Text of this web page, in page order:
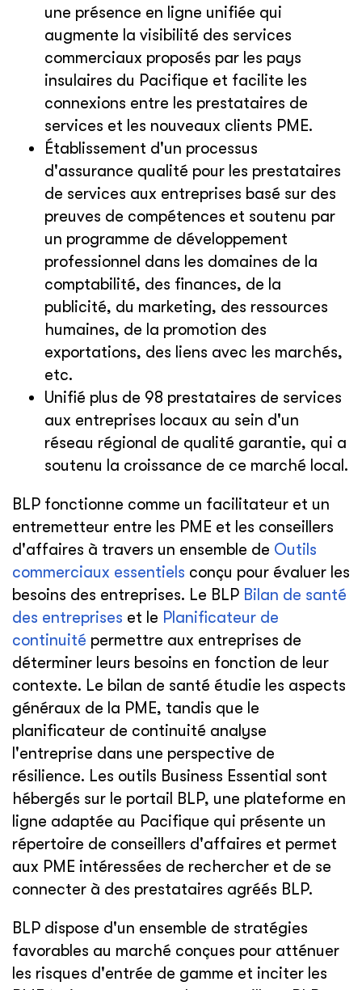
une présence en ligne unifiée qui
augmente la visibilité des services
commerciaux proposés par les pays
insulaires du Pacifique et facilite les
connexions entre les prestataires de
services et les nouveaux clients PME.
Établissement d'un processus
d'assurance qualité pour les prestataires
de services aux entreprises basé sur des
preuves de compétences et soutenu par
un programme de développement
professionnel dans les domaines de la
comptabilité, des finances, de la
publicité, du marketing, des ressources
humaines, de la promotion des
exportations, des liens avec les marchés,
etc.
Unifié plus de 98 prestataires de services
aux entreprises locaux au sein d'un
réseau régional de qualité garantie, qui a
soutenu la croissance de ce marché local.
BLP fonctionne comme un facilitateur et un
entremetteur entre les PME et les conseillers
d'affaires à travers un ensemble de Outils
commerciaux essentiels conçu pour évaluer les
besoins des entreprises. Le BLP Bilan de santé
des entreprises et le Planificateur de
continuité permettre aux entreprises de
déterminer leurs besoins en fonction de leur
contexte. Le bilan de santé étudie les aspects
généraux de la PME, tandis que le
planificateur de continuité analyse
l'entreprise dans une perspective de
résilience. Les outils Business Essential sont
hébergés sur le portail BLP, une plateforme en
ligne adaptée au Pacifique qui présente un
répertoire de conseillers d'affaires et permet
aux PME intéressées de rechercher et de se
connecter à des prestataires agréés BLP.
BLP dispose d'un ensemble de stratégies
favorables au marché conçues pour atténuer
les risques d'entrée de gamme et inciter les